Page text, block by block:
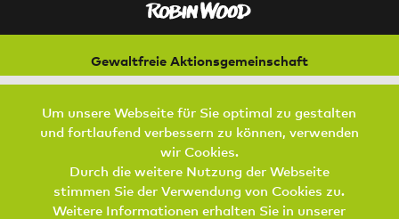
Gewaltfreie Aktionsgemeinschaft
für Natur und Umwelt
21073 Hamburg
AKTIV WERDEN
DATENSCHUTZ IMPRESSUM JOBS
Um unsere Webseite für Sie optimal zu gestalten
und fortlaufend verbessern zu können, verwenden
wir Cookies.
Durch die weitere Nutzung der Webseite
stimmen Sie der Verwendung von Cookies zu.
Weitere Informationen erhalten Sie in unserer